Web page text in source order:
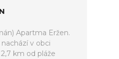
Apartma Eržen.
v obci
km od pláže